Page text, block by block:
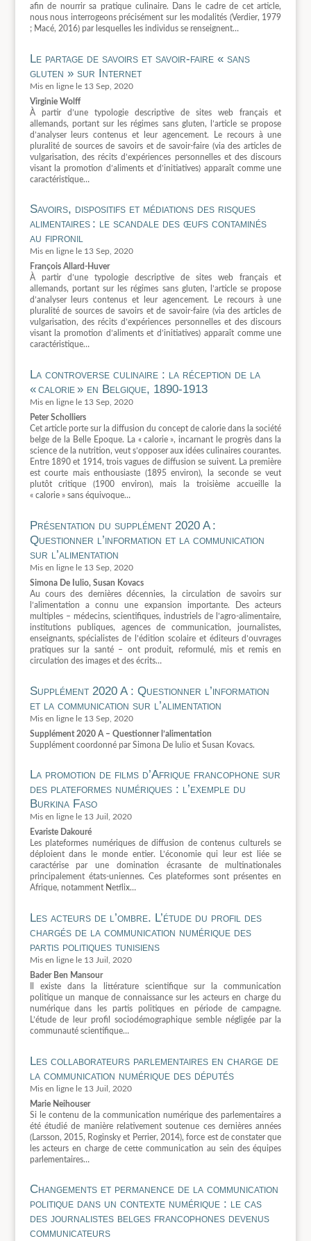
afin de nourrir sa pratique culinaire. Dans le cadre de cet article,
nous nous interrogeons précisément sur les modalités (Verdier, 1979
; Macé, 2016) par lesquelles les individus se renseignent…
Le partage de savoirs et savoir-faire « sans
gluten » sur Internet
13 Sep, 2020
Virginie Wolff
À partir d’une typologie descriptive de sites web français et
allemands, portant sur les régimes sans gluten, l’article se propose
d’analyser leurs contenus et leur agencement. Le recours à une
pluralité de sources de savoirs et de savoir-faire (via des articles de
vulgarisation, des récits d’expériences personnelles et des discours
visant la promotion d’aliments et d’initiatives) apparaît comme une
caractéristique…
Savoirs, dispositifs et médiations des risques
alimentaires : le scandale des œufs contaminés
au fipronil
13 Sep, 2020
François Allard-Huver
À partir d’une typologie descriptive de sites web français et
allemands, portant sur les régimes sans gluten, l’article se propose
d’analyser leurs contenus et leur agencement. Le recours à une
pluralité de sources de savoirs et de savoir-faire (via des articles de
vulgarisation, des récits d’expériences personnelles et des discours
visant la promotion d’aliments et d’initiatives) apparaît comme une
caractéristique…
La controverse culinaire : la réception de la
« calorie » en Belgique, 1890-1913
13 Sep, 2020
Peter Scholliers
Cet article porte sur la diffusion du concept de calorie dans la société
belge de la Belle Epoque. La « calorie », incarnant le progrès dans la
science de la nutrition, veut s’opposer aux idées culinaires courantes.
Entre 1890 et 1914, trois vagues de diffusion se suivent. La première
est courte mais enthousiaste (1895 environ), la seconde se veut
plutôt critique (1900 environ), mais la troisième accueille la
« calorie » sans équivoque…
Présentation du supplément 2020 A :
Questionner l’information et la communication
sur l’alimentation
13 Sep, 2020
Simona De Iulio, Susan Kovacs
Au cours des dernières décennies, la circulation de savoirs sur
l’alimentation a connu une expansion importante. Des acteurs
multiples – médecins, scientifiques, industriels de l’agro-alimentaire,
institutions publiques, agences de communication, journalistes,
enseignants, spécialistes de l’édition scolaire et éditeurs d’ouvrages
pratiques sur la santé – ont produit, reformulé, mis et remis en
circulation des images et des écrits…
Supplément 2020 A : Questionner l’information
et la communication sur l’alimentation
13 Sep, 2020
Supplément 2020 A – Questionner l’alimentation
Supplément coordonné par Simona De Iulio et Susan Kovacs.
La promotion de films d’Afrique francophone sur
des plateformes numériques : l’exemple du
Burkina Faso
13 Juil, 2020
Evariste Dakouré
Les plateformes numériques de diffusion de contenus culturels se
déploient dans le monde entier. L’économie qui leur est liée se
caractérise par une domination écrasante de multinationales
principalement états-uniennes. Ces plateformes sont présentes en
Afrique, notamment Netflix…
Les acteurs de l’ombre. L’étude du profil des
chargés de la communication numérique des
partis politiques tunisiens
13 Juil, 2020
Bader Ben Mansour
Il existe dans la littérature scientifique sur la communication
politique un manque de connaissance sur les acteurs en charge du
numérique dans les partis politiques en période de campagne.
L’étude de leur profil sociodémographique semble négligée par la
communauté scientifique…
Les collaborateurs parlementaires en charge de
la communication numérique des députés
13 Juil, 2020
Marie Neihouser
Si le contenu de la communication numérique des parlementaires a
été étudié de manière relativement soutenue ces dernières années
(Larsson, 2015, Roginsky et Perrier, 2014), force est de constater que
les acteurs en charge de cette communication au sein des équipes
parlementaires…
Changements et permanence de la communication
politique dans un contexte numérique : le cas
des journalistes belges francophones devenus
communicateurs